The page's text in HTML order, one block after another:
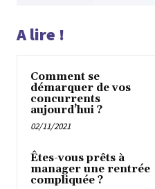
A lire !
Comment se
démarquer de vos
concurrents
aujourd’hui ?
02/11/2021
Êtes-vous prêts à
manager une rentrée
compliquée ?